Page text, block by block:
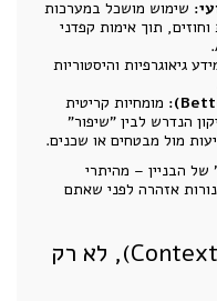
שימוש מושכל במערכות
תוך אימות קפדני
גיאוגרפיות והיסטוריות
מומחיות קריטית
הנדרש לבין "שיפור"
מול מבטחים או שכנים.
הבניין – מהיתרי
אזהרה לפני שאתם
סיכום: הבית הוא הקשר (Context), לא רק